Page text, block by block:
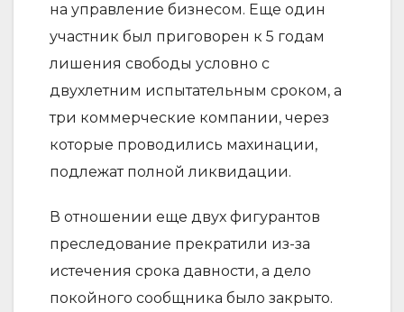
на управление бизнесом. Еще один
участник был приговорен к 5 годам
лишения свободы условно с
двухлетним испытательным сроком, а
три коммерческие компании, через
которые проводились махинации,
подлежат полной ликвидации.
В отношении еще двух фигурантов
преследование прекратили из-за
истечения срока давности, а дело
покойного сообщника было закрыто.